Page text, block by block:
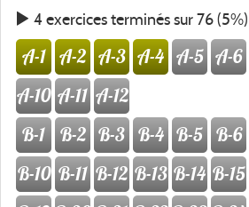
4 exercices terminés sur 76 (5%)
A-1 A-2 A-3 A-4 A-5 A-6
A-10 A-11 A-12
B-1
B-2 B-3 B-4 B-5 B-6
B-10 B-11 B-12 B-13 B-14 B-15